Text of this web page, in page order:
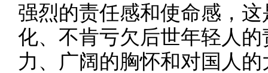
强烈的责任感和使命感，
化、不肯亏欠后世年轻人
力、广阔的胸怀和对国人